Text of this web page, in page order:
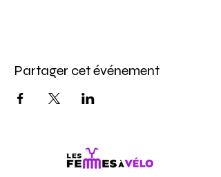
Partager cet événement